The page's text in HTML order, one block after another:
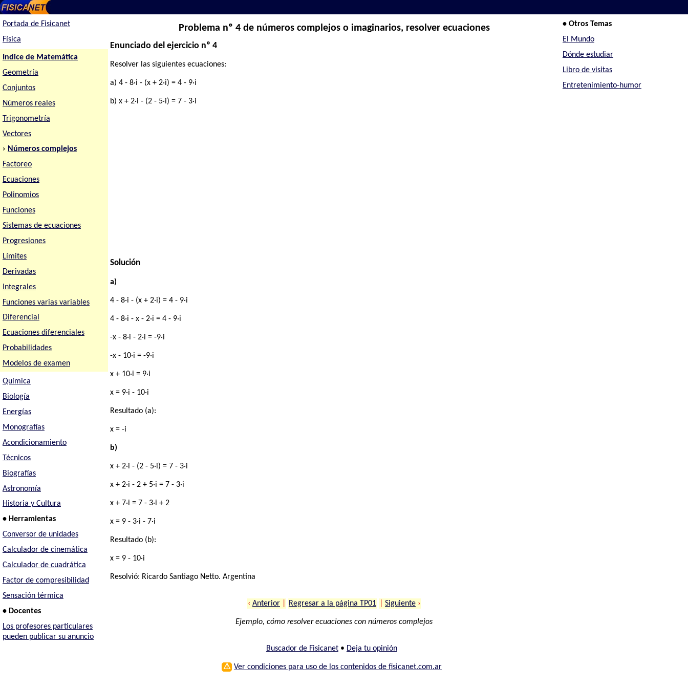
Portada de Fisicanet
Física
Indice de Matemática
Geometría
Conjuntos
Números reales
Trigonometría
Vectores
› Números complejos
Factoreo
Ecuaciones
Polinomios
Funciones
Sistemas de ecuaciones
Progresiones
Límites
Derivadas
Integrales
Funciones varias variables
Diferencial
Ecuaciones diferenciales
Probabilidades
Modelos de examen
Química
Biología
Energías
Monografías
Acondicionamiento
Técnicos
Biografías
Astronomía
Historia y Cultura
• Herramientas
Conversor de unidades
Calculador de cinemática
Calculador de cuadrática
Factor de compresibilidad
Sensación térmica
• Docentes
Los profesores particulares
pueden publicar su anuncio
Problema nº 4 de números complejos o imaginarios, resolver ecuaciones
Enunciado del ejercicio nº 4
Resolver las siguientes ecuaciones:
a) 4 - 8·i - (x + 2·i) = 4 - 9·i
b) x + 2·i - (2 - 5·i) = 7 - 3·i
Solución
a)
4 - 8·i - (x + 2·i) = 4 - 9·i
4 - 8·i - x - 2·i = 4 - 9·i
-x - 8·i - 2·i = -9·i
-x - 10·i = -9·i
x + 10·i = 9·i
x = 9·i - 10·i
Resultado (a):
x = -i
b)
x + 2·i - (2 - 5·i) = 7 - 3·i
x + 2·i - 2 + 5·i = 7 - 3·i
x + 7·i = 7 - 3·i + 2
x = 9 - 3·i - 7·i
Resultado (b):
x = 9 - 10·i
Resolvió: Ricardo Santiago Netto. Argentina
‹ Anterior Regresar a la página TP01 Siguiente ›
Ejemplo, cómo resolver ecuaciones con números complejos
Buscador de Fisicanet• Deja tu opinión
⚠ Ver condiciones para uso de los contenidos de fisicanet.com.ar
• Otros Temas
El Mundo
Dónde estudiar
Libro de visitas
Entretenimiento-humor